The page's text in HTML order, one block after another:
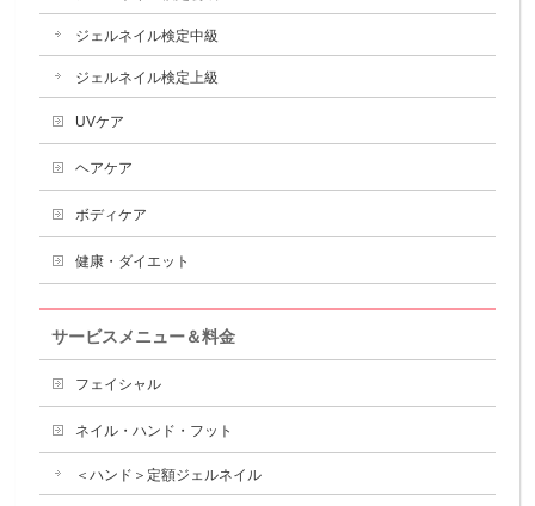
ジェルネイル検定中級
ジェルネイル検定上級
UVケア
ヘアケア
ボディケア
健康・ダイエット
サービスメニュー＆料金
フェイシャル
ネイル・ハンド・フット
＜ハンド＞定額ジェルネイル